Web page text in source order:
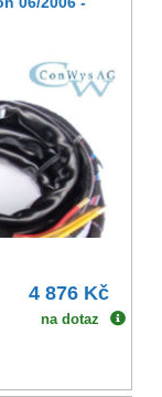
4 876 Kč
na dotaz